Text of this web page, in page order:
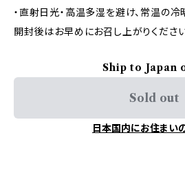
・直射日光・高温多湿を避け、常温の冷
開封後はお早めにお召し上がりください
Ship to Japan
Sold out
日本国内にお住まい